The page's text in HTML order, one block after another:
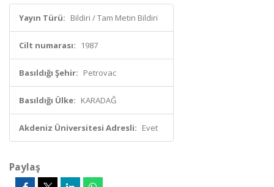
Yayın Türü: Bildiri / Tam Metin Bildiri
Cilt numarası: 1987
Basıldığı Şehir: Petrovac
Basıldığı Ülke: KARADAĞ
Akdeniz Üniversitesi Adresli: Evet
Paylaş